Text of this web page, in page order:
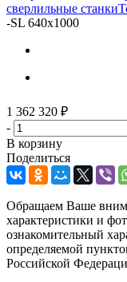
сверлильные станки
-SL 640x1000
1 362 320 ₽
-
В корзину
Поделиться
Обращаем Ваше
характеристики и
ознакомительный
определяемой
Российской